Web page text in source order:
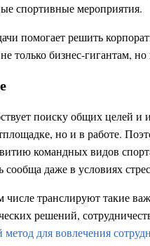
спортивные мероприятия.
помогает решить
только бизнес-гигантам,
поиску общих целей и
но и в работе.
командных видов
сообща даже в условиях
транслируют такие
решений,
для вовлечения